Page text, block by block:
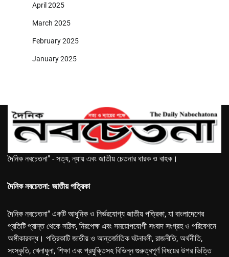
April 2025
March 2025
February 2025
January 2025
দৈনিক নবচেতনা" - সত্য, ন্যায় এবং জাতীয় চেতনার ধারক ও বাহক।
দৈনিক নবচেতনা: জাতীয় পত্রিকা
দৈনিক নবচেতনা" একটি আধুনিক ও নির্ভরযোগ্য জাতীয় পত্রিকা, যা বাংলাদেশের
প্রতিটি প্রান্ত থেকে সঠিক, নিরপেক্ষ এবং সময়োপযোগী সংবাদ সংগ্রহ ও পরিবেশনে
অঙ্গীকারবদ্ধ। পত্রিকাটি জাতীয় ও আন্তর্জাতিক ঘটনাবলী, রাজনীতি, অর্থনীতি,
সংস্কৃতি, খেলাধুলা, শিক্ষা এবং প্রযুক্তিসহ বিভিন্ন গুরুত্বপূর্ণ বিষয়ের উপর ভিত্তি